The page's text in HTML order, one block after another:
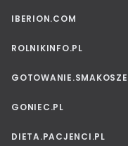
IBERION.COM
ROLNIKINFO.PL
GONIEC.PL
DIETA.PACJENCI.PL